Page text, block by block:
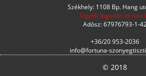
Székhely: 1108 Bp. Hang
Ügyfél fogadás itt
Adósz: 67976793-1-
+36/20 953-2036
info@fortuna-
© 2018